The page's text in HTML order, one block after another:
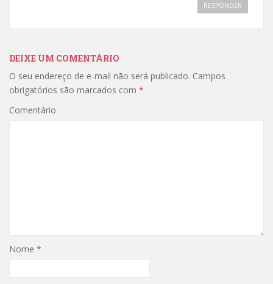
RESPONDER
DEIXE UM COMENTÁRIO
O seu endereço de e-mail não será publicado. Campos
obrigatórios são marcados com *
Comentário
Nome *